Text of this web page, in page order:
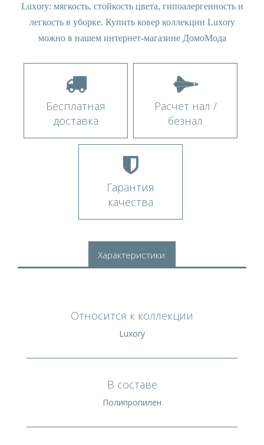
Luxory: мягкость, стойкость цвета, гипоалергенность и
легкость в уборке. Купить ковер коллекции Luxory
можно в нашем интернет-магазине ДомоМода
Бесплатная
доставка
Расчет нал /
безнал
Гарантия
качества
Характеристики
Относится к коллекции
Luxory
В составе
Полипропилен